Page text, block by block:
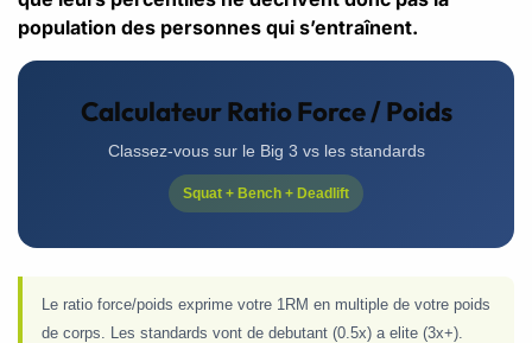
population des personnes qui s’entraînent.
Calculateur Ratio Force / Poids
Classez-vous sur le Big 3 vs les standards
Squat + Bench + Deadlift
Le ratio force/poids exprime votre 1RM en multiple de votre poids
de corps. Les standards vont de debutant (0.5x) a elite (3x+).